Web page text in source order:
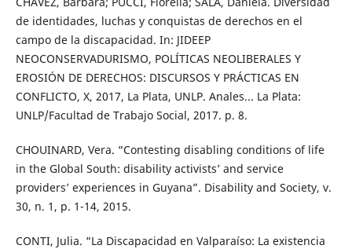
de identidades, luchas y conquistas de derechos en el
campo de la discapacidad. In: JIDEEP
NEOCONSERVADURISMO, POLÍTICAS NEOLIBERALES Y
EROSIÓN DE DERECHOS: DISCURSOS Y PRÁCTICAS EN
CONFLICTO, X, 2017, La Plata, UNLP. Anales... La Plata:
UNLP/Facultad de Trabajo Social, 2017. p. 8.
CHOUINARD, Vera. “Contesting disabling conditions of life
in the Global South: disability activists’ and service
providers’ experiences in Guyana”. Disability and Society, v.
30, n. 1, p. 1-14, 2015.
CONTI, Julia. “La Discapacidad en Valparaíso: La existencia